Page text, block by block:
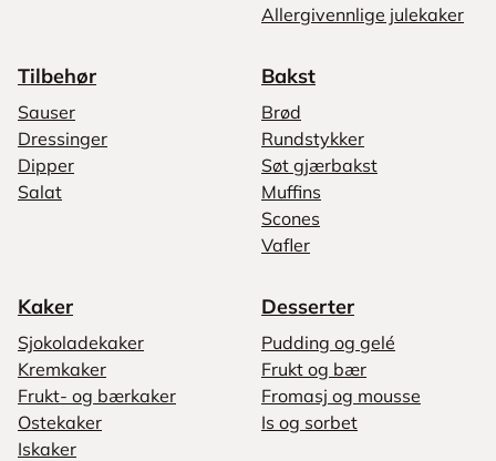
Allergivennlige julekaker
Tilbehør
Sauser
Dressinger
Dipper
Salat
Bakst
Brød
Rundstykker
Søt gjærbakst
Muffins
Scones
Vafler
Kaker
Sjokoladekaker
Kremkaker
Frukt- og bærkaker
Ostekaker
Iskaker
Desserter
Pudding og gelé
Frukt og bær
Fromasj og mousse
Is og sorbet